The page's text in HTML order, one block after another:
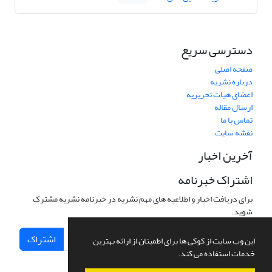
این وب سایت از کوکی ها برای اطمینان از ارائه بهترین
خدمات استفاده می کند.
دسترسی سریع
صفحه اصلی
درباره نشریه
اعضای هیات تحریریه
ارسال مقاله
تماس با ما
نقشه سایت
آخرین اخبار
اشتراک خبرنامه
برای دریافت اخبار و اطلاعیه های مهم نشریه در خبرنامه نشریه مشترک
شوید.
اشتراک